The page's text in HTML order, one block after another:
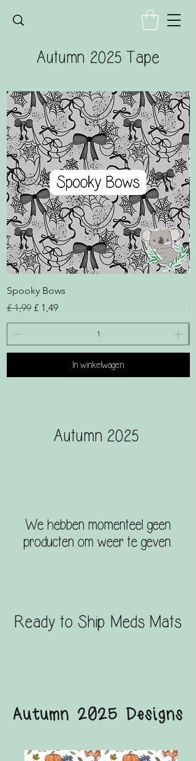
Autumn 2025 Tape
Spooky Bows
Normale prijs
£ 1,99 Verkoopprijs
£ 1,49
In winkelwagen
£
Autumn 2025
We hebben momenteel geen
producten om weer te geven.
Ready to Ship Meds Mats
Autumn 2025 Designs